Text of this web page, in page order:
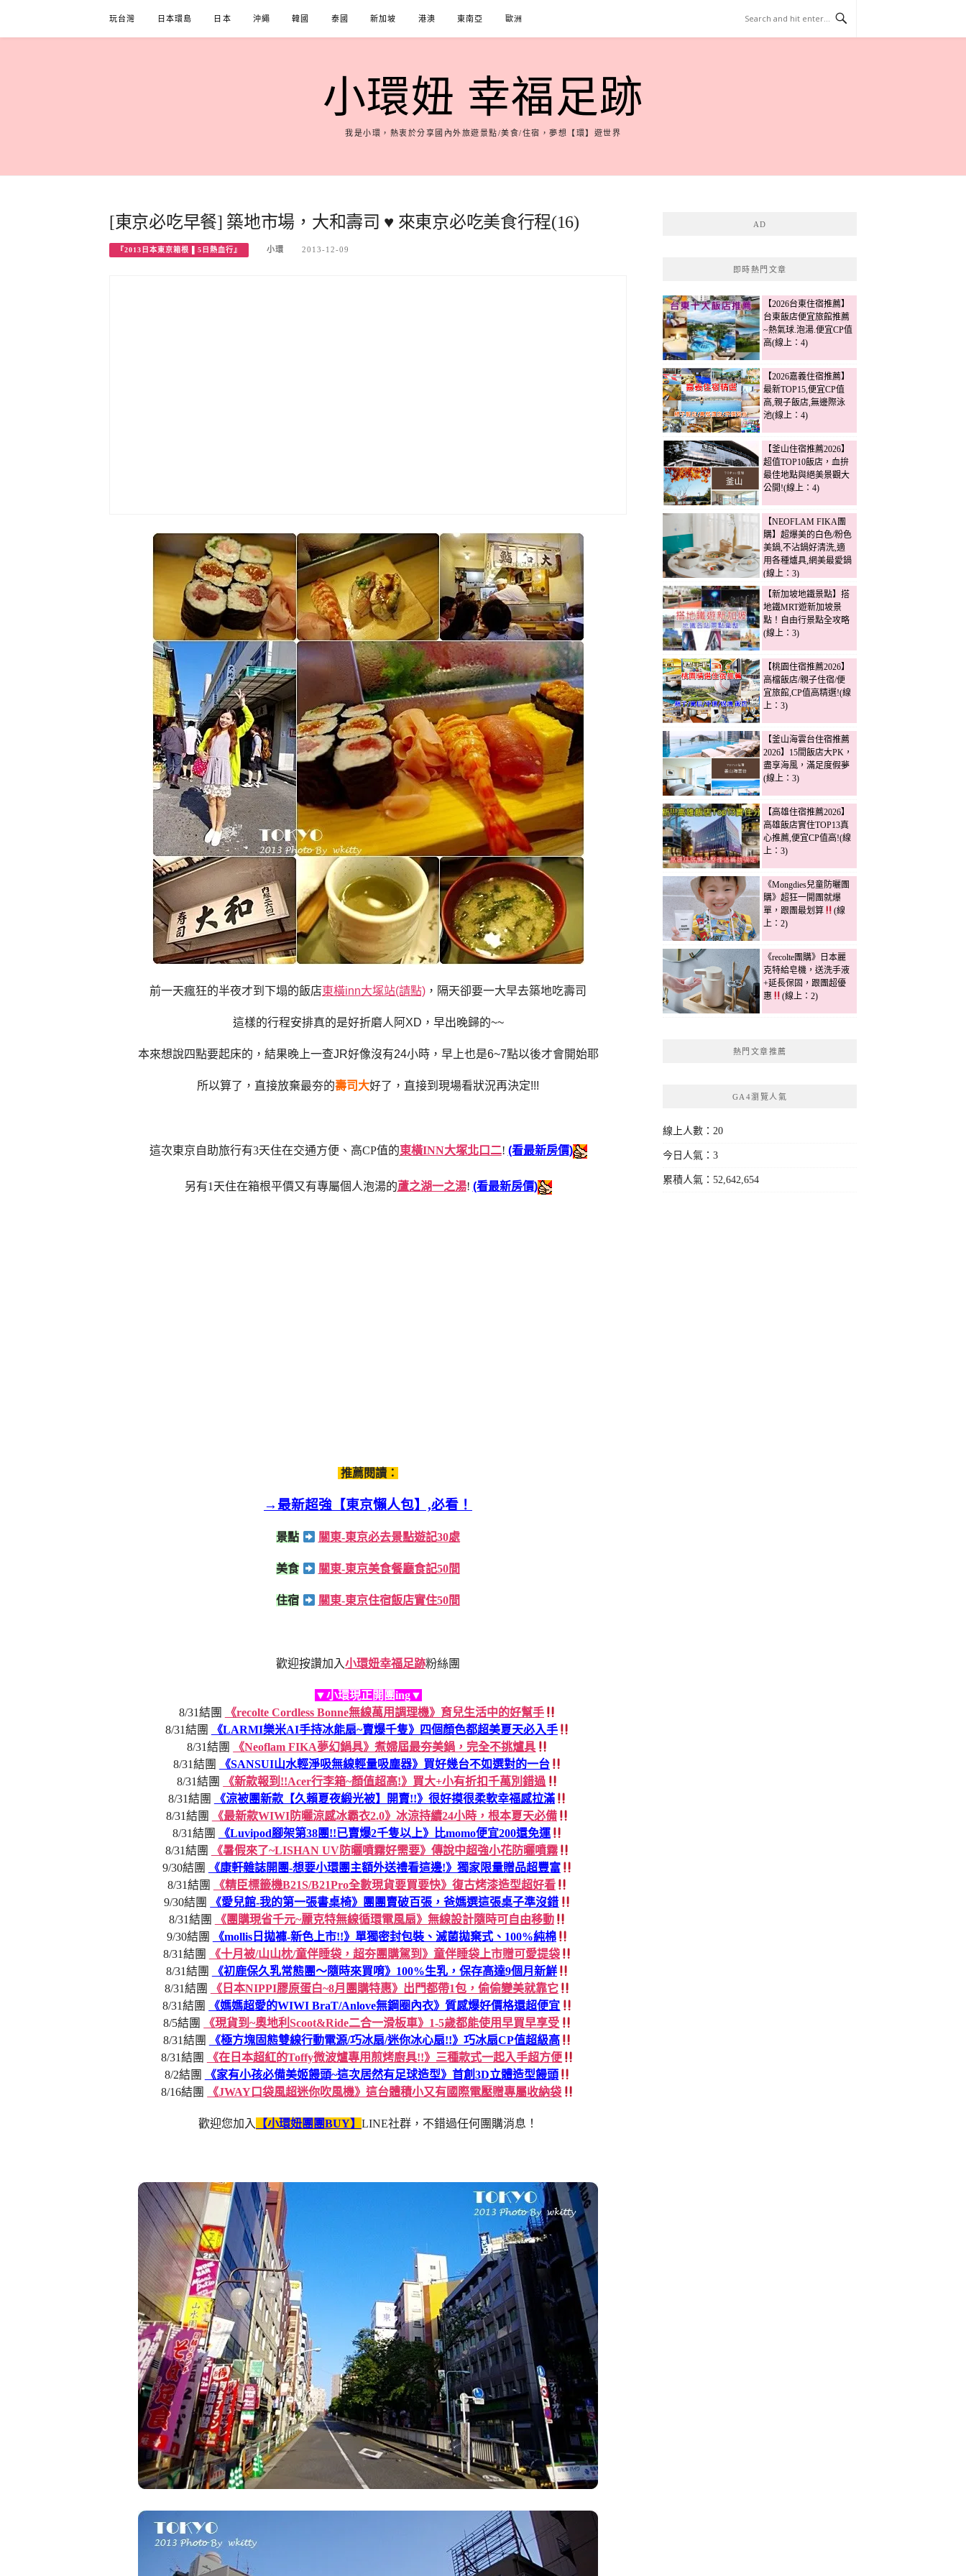
content
玩台灣 日本環島 日本 沖繩 韓國 泰國 新加坡 港澳 東南亞 歐洲
小環妞 幸福足跡
我是小環，熱衷於分享國內外旅遊景點/美食/住宿，夢想【環】遊世界
[東京必吃早餐] 築地市場，大和壽司 ♥ 來東京必吃美食行程(16)
『2013日本東京箱根 ▌5日熱血行』 小環 2013-12-09
前一天瘋狂的半夜才到下塌的飯店東橫inn大塚站(請點) ，隔天卻要一大早去築地吃壽司
這樣的行程安排真的是好折磨人阿XD，早出晚歸的~~
本來想說四點要起床的，結果晚上一查JR好像沒有24小時，早上也是6~7點以後才會開始耶
所以算了，直接放棄最夯的壽司大好了，直接到現場看狀況再決定!!!
這次東京自助旅行有3天住在交通方便、高CP值的東橫INN大塚北口二! (看最新房價)
另有1天住在箱根平價又有專屬個人泡湯的蘆之湖一之湯! (看最新房價)
推薦閱讀：
→最新超強【東京懶人包】,必看！
景點 關東-東京必去景點遊記30處
美食 關東-東京美食餐廳食記50間
住宿 關東-東京住宿飯店實住50間
歡迎按讚加入小環妞幸福足跡粉絲團
▼小環現正開團ing▼
8/31結團
《recolte Cordless Bonne無線萬用調理機》育兒生活中的好幫手
8/31結團
《LARMI樂米AI手持冰能扇~賣爆千隻》四個顏色都超美夏天必入手
8/31結團
《Neoflam FIKA夢幻鍋具》煮婦屆最夯美鍋，完全不挑爐具
8/31結團
《SANSUI山水輕淨吸無線輕量吸塵器》買好幾台不如選對的一台
8/31結團
《新款報到!!Acer行李箱~顏值超高!》買大+小有折扣千萬別錯過
8/31結團
《涼被團新款【久賴夏夜緞光被】開賣!!》很好摸很柔軟幸福感拉滿
8/31結團
《最新款WIWI防曬涼感冰霸衣2.0》冰涼持續24小時，根本夏天必備
8/31結團
《Luvipod腳架第38團!!已賣爆2千隻以上》比momo便宜200還免運
8/31結團
《暑假來了~LISHAN UV防曬噴霧好需要》傳說中超強小花防曬噴霧
9/30結團
《康軒雜誌開團-想要小環團主額外送禮看這邊!》獨家限量贈品超豐富
8/31結團
《精臣標籤機B21S/B21Pro全數現貨要買要快》復古烤漆造型超好看
9/30結團
《愛兒館-我的第一張書桌椅》團團賣破百張，爸媽選這張桌子準沒錯
8/31結團
《團購現省千元~麗克特無線循環電風扇》無線設計隨時可自由移動
9/30結團
《mollis日拋褲-新色上市!!》單獨密封包裝、滅菌拋棄式、100%純棉
8/31結團
《十月被/山山枕/童伴睡袋，超夯團購駕到》童伴睡袋上市贈可愛提袋
8/31結團
《初鹿保久乳常態團～隨時來買唷》100%生乳，保存高達9個月新鮮
8/31結團
《日本NIPPI膠原蛋白~8月團購特惠》出門都帶1包，偷偷變美就靠它
8/31結團
《媽媽超愛的WIWI BraT/Anlove無鋼圈內衣》質感爆好價格還超便宜
8/5結團
《現貨到~奧地利Scoot&Ride二合一滑板車》1-5歲都能使用早買早享受
8/31結團
《極方塊固態雙線行動電源/巧冰扇/迷你冰心扇!!》巧冰扇CP值超級高
8/31結團
《在日本超紅的Toffy微波爐專用煎烤廚具!!》三種款式一起入手超方便
8/2結團
《家有小孩必備美姬饅頭~這次居然有足球造型》首創3D立體造型饅頭
8/16結團
《JWAY口袋風超迷你吹風機》這台體積小又有國際電壓贈專屬收納袋
歡迎您加入 【小環妞團團BUY】 LINE社群，不錯過任何團購消息！
AD
即時熱門文章
【2026台東住宿推薦】
台東飯店便宜旅館推薦
~熱氣球.泡湯.便宜CP值
高(線上：4)
【2026嘉義住宿推薦】
最新TOP15,便宜CP值
高,親子飯店,無邊際泳
池(線上：4)
【釜山住宿推薦2026】
超值TOP10飯店，血拚
最佳地點與絕美景觀大
公開!(線上：4)
【NEOFLAM FIKA團
購】超爆美的白色/粉色
美鍋,不沾鍋好清洗,適
用各種爐具,網美最愛鍋
(線上：3)
【新加坡地鐵景點】搭
地鐵MRT遊新加坡景
點！自由行景點全攻略
(線上：3)
【桃園住宿推薦2026】
高檔飯店/親子住宿/便
宜旅館,CP值高精選!(線
上：3)
【釜山海雲台住宿推薦
2026】15間飯店大PK，
盡享海風，滿足度假夢
(線上：3)
【高雄住宿推薦2026】
高雄飯店實住TOP13真
心推薦,便宜CP值高!(線
上：3)
《Mongdies兒童防曬團
購》超狂一開團就爆
單，跟團最划算
(線
上：2)
《recolte團購》日本麗
克特給皂機，送洗手液
+延長保固，跟團超優
惠
(線上：2)
熱門文章推薦
GA4瀏覽人氣
線上人數：20
今日人氣：3
累積人氣：52,642,654